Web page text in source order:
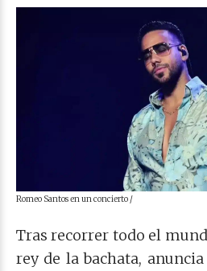
Romeo Santos en un concierto /
Tras recorrer todo el
rey de la bachata,